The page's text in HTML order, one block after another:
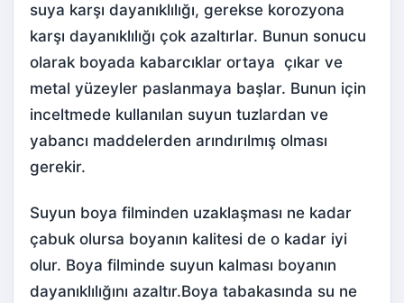
suya karşı dayanıklılığı, gerekse korozyona
karşı dayanıklılığı çok azaltırlar. Bunun sonucu
olarak boyada kabarcıklar ortaya çıkar ve
metal yüzeyler paslanmaya başlar. Bunun için
inceltmede kullanılan suyun tuzlardan ve
yabancı maddelerden arındırılmış olması
gerekir.
Suyun boya filminden uzaklaşması ne kadar
çabuk olursa boyanın kalitesi de o kadar iyi
olur. Boya filminde suyun kalması boyanın
dayanıklılığını azaltır.Boya tabakasında su ne